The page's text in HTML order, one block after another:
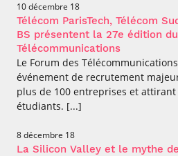
10 décembre 18
Télécom ParisTech, Télécom
BS présentent la 27e édition
Télécommunications
Le Forum des
événement de recrutement
plus de 100 entreprises et
étudiants. [...]
8 décembre 18
La Silicon Valley et le mythe